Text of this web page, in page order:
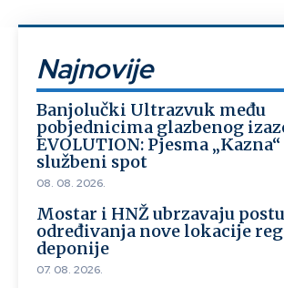
Najnovije
Banjolučki Ultrazvuk među
pobjednicima glazbenog
EVOLUTION: Pjesma
službeni spot
08. 08. 2026.
Mostar i HNŽ ubrzavaju
određivanja nove lokacije
deponije
07. 08. 2026.